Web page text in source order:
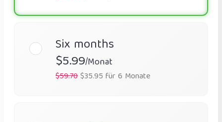
Six months
$5.99/Monat
$59.70$35.95 für 6 Monate